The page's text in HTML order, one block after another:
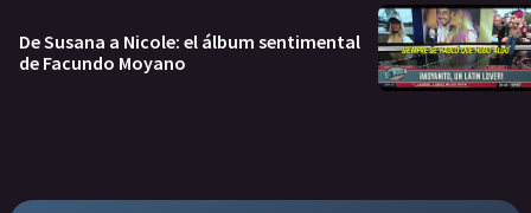
De Susana a Nicole: el álbum sentimental
de Facundo Moyano